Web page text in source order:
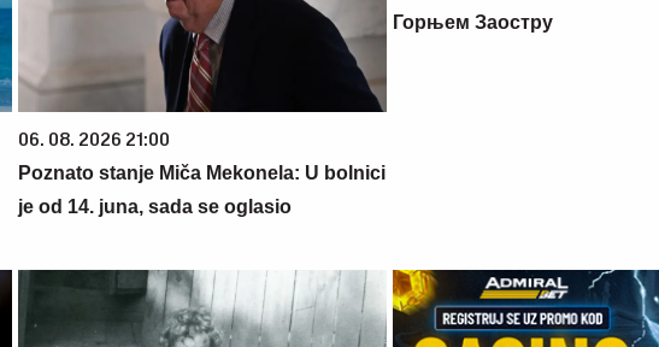
06. 08. 2026 21:00
Poznato stanje Miča Mekonela: U bolnici
je od 14. juna, sada se oglasio
Горњем Заостру